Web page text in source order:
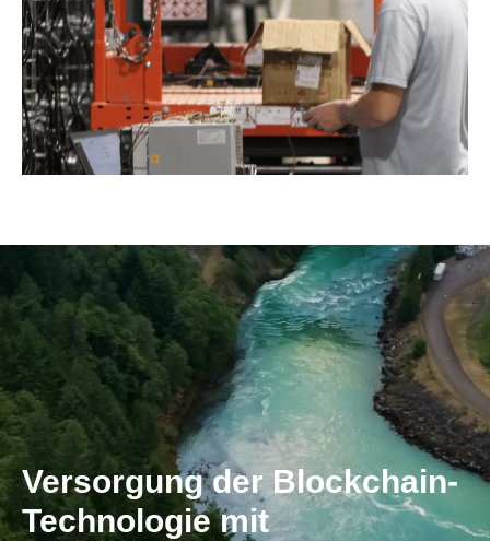
Versorgung der Blockchain-
Technologie mit